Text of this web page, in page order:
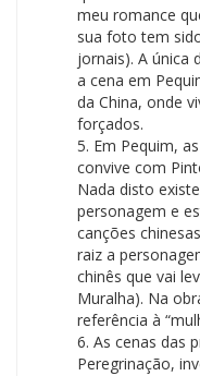
meu romance
sua foto tem
jornais). A única
a cena em
da China, onde
forçados.
5. Em Pequim,
convive com
Nada disto
personagem e
canções
raiz a
chinês que vai
Muralha). Na
referência à
6. As cenas das
Peregrinação,